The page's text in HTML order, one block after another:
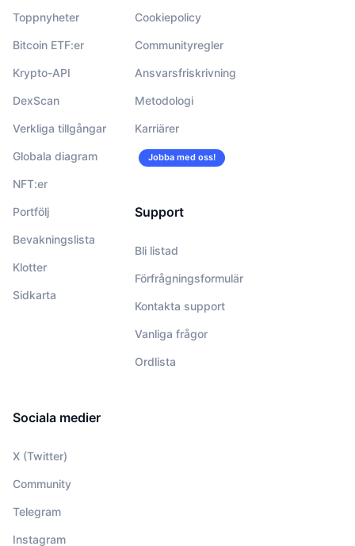
Toppnyheter
Bitcoin ETF:er
Krypto-API
DexScan
Verkliga tillgångar
Globala diagram
NFT:er
Portfölj
Bevakningslista
Klotter
Sidkarta
Cookiepolicy
Communityregler
Ansvarsfriskrivning
Metodologi
Karriärer
Jobba med oss!
Support
Bli listad
Förfrågningsformulär
Kontakta support
Vanliga frågor
Ordlista
Sociala medier
X (Twitter)
Community
Telegram
Instagram